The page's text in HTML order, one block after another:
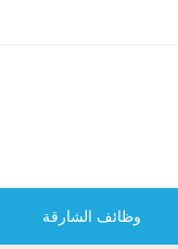
وظائف الشارقة